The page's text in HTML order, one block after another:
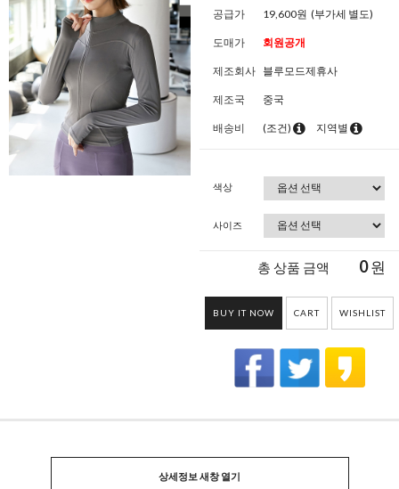
공급가 19,600원 (부가세 별도)
도매가 회원공개
제조회사 블루모드제휴사
제조국 중국
배송비 (조건) 지역별
색상
사이즈
총 상품 금액 0원
BUY IT NOW CART WISHLIST
상세정보 새창 열기